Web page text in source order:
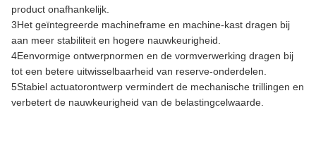
product onafhankelijk.
3Het geïntegreerde machineframe en machine-kast dragen bij
aan meer stabiliteit en hogere nauwkeurigheid.
4Eenvormige ontwerpnormen en de vormverwerking dragen bij
tot een betere uitwisselbaarheid van reserve-onderdelen.
5Stabiel actuatorontwerp vermindert de mechanische trillingen en
verbetert de nauwkeurigheid van de belastingcelwaarde.